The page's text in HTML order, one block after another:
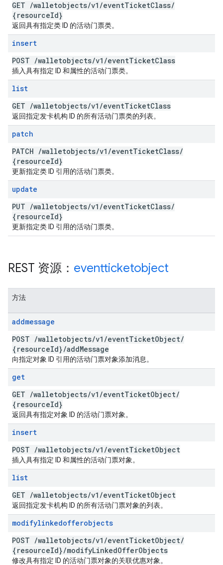
GET /walletobjects/v1 /eventTicketClass/
{resourceId}
返回具有指定类 ID 的活动门票类。
insert
POST /walletobjects/v1 /eventTicketClass
插入具有指定 ID 和属性的活动门票类。
list
GET /walletobjects/v1 /eventTicketClass
返回指定发卡机构 ID 的所有活动门票类的列表。
patch
PATCH /walletobjects/v1 /eventTicketClass/
{resourceId}
更新指定类 ID 引用的活动门票类。
update
PUT /walletobjects/v1 /eventTicketClass/
{resourceId}
更新指定类 ID 引用的活动门票类。
REST 资源： eventticketobject
方法
addmessage
POST /walletobjects/v1 /eventTicketObject/
{resourceId}/addMessage
向指定对象 ID 引用的活动门票对象添加消息。
get
GET /walletobjects/v1 /eventTicketObject/
{resourceId}
返回具有指定对象 ID 的活动门票对象。
insert
POST /walletobjects/v1 /eventTicketObject
插入具有指定 ID 和属性的活动门票对象。
list
GET /walletobjects/v1 /eventTicketObject
返回指定发卡机构 ID 的所有活动门票对象的列表。
modifylinkedofferobjects
POST /walletobjects/v1 /eventTicketObject/
{resourceId}/modifyLinkedOfferObjects
修改具有指定 ID 的活动门票对象的关联优惠对象。